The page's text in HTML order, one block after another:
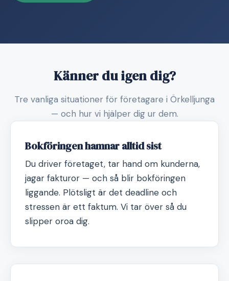
Känner du igen dig?
Tre vanliga situationer för företagare i Örkelljunga
— och hur vi hjälper dig ur dem.
Bokföringen hamnar alltid sist
Du driver företaget, tar hand om kunderna,
jagar fakturor — och så blir bokföringen
liggande. Plötsligt är det deadline och
stressen är ett faktum. Vi tar över så du
slipper oroa dig.